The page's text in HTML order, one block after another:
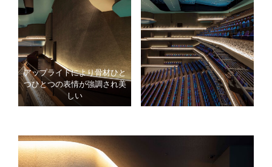
アップライトにより骨材ひと
つひとつの表情が強調され美
しい